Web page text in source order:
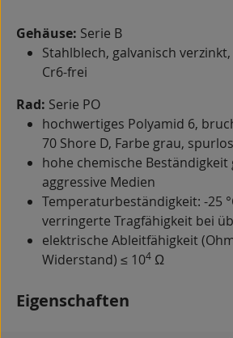
Gehäuse: Serie B
Stahlblech, galvanisch
Cr6-frei
Rad: Serie PO
hochwertiges Polyamid 6,
70 Shore D, Farbe grau, spurlos
hohe chemische Beständigkeit
aggressive Medien
Temperaturbeständigkeit: -25
verringerte Tragfähigkeit bei
elektrische Ableitfähigkeit
Widerstand) ≤ 104 Ω
Eigenschaften